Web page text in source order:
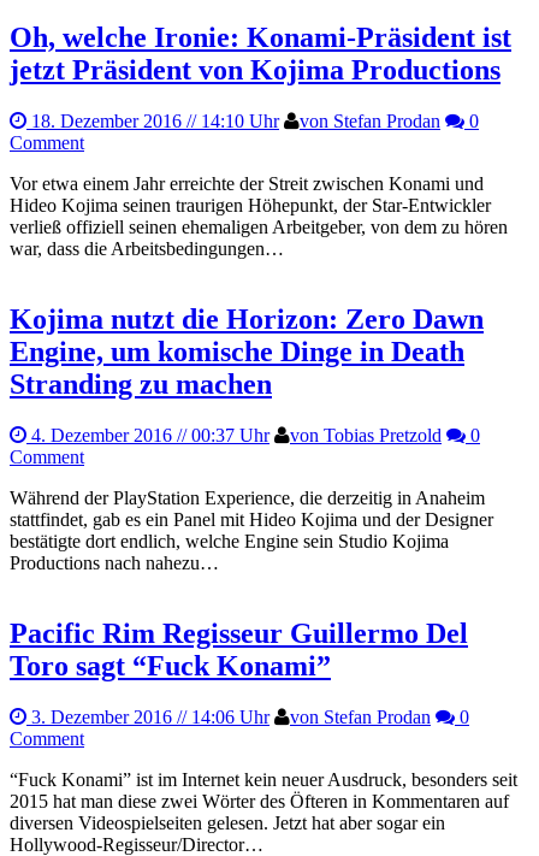
Oh, welche Ironie: Konami-Präsident ist
jetzt Präsident von Kojima Productions
18. Dezember 2016 // 14:10 Uhr von Stefan Prodan
0
Comment
Vor etwa einem Jahr erreichte der Streit zwischen Konami und
Hideo Kojima seinen traurigen Höhepunkt, der Star-Entwickler
verließ offiziell seinen ehemaligen Arbeitgeber, von dem zu hören
war, dass die Arbeitsbedingungen…
Kojima nutzt die Horizon: Zero Dawn
Engine, um komische Dinge in Death
Stranding zu machen
4. Dezember 2016 // 00:37 Uhr von Tobias Pretzold
0
Comment
Während der PlayStation Experience, die derzeitig in Anaheim
stattfindet, gab es ein Panel mit Hideo Kojima und der Designer
bestätigte dort endlich, welche Engine sein Studio Kojima
Productions nach nahezu…
Pacific Rim Regisseur Guillermo Del
Toro sagt “Fuck Konami”
3. Dezember 2016 // 14:06 Uhr von Stefan Prodan
0
Comment
“Fuck Konami” ist im Internet kein neuer Ausdruck, besonders seit
2015 hat man diese zwei Wörter des Öfteren in Kommentaren auf
diversen Videospielseiten gelesen. Jetzt hat aber sogar ein
Hollywood-Regisseur/Director…